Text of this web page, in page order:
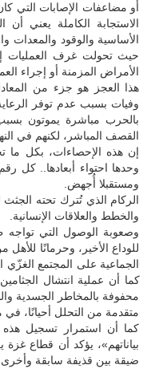
أو مضاعفات الإصابات التي
الاستجابة الكاملة يعني
الأساسية والوقود
حيث تحولت غرف العمليات
الأمراض المزمنة أو إجراء
هذا العجز هو جزء من
وفيات بسبب عدم توفر
بالحرب مباشرة يموتون
القصف المباشر، لكنهم في
إن هذه الإحصاءات، بكل ما
وحدها احتواء أبعادها.. كل
ومستقبلا أُجهض.
الركام الذي تُترك تحته
والخطط والعلاقات الإنسانية.
وصعوبة الوصول التي تواجه
للوداع الأخير، وحرمانًا
الجماعية على المجتمع الغزّي
محفوفة بالمخاطر الجسدية
متقدمة من التحلل أحيانًا،
كما أن استمرار تسجيل هذه
بياناتهم»، يؤكد أن قطاع
ضيقة بين قذيفة سابقة وأخرى